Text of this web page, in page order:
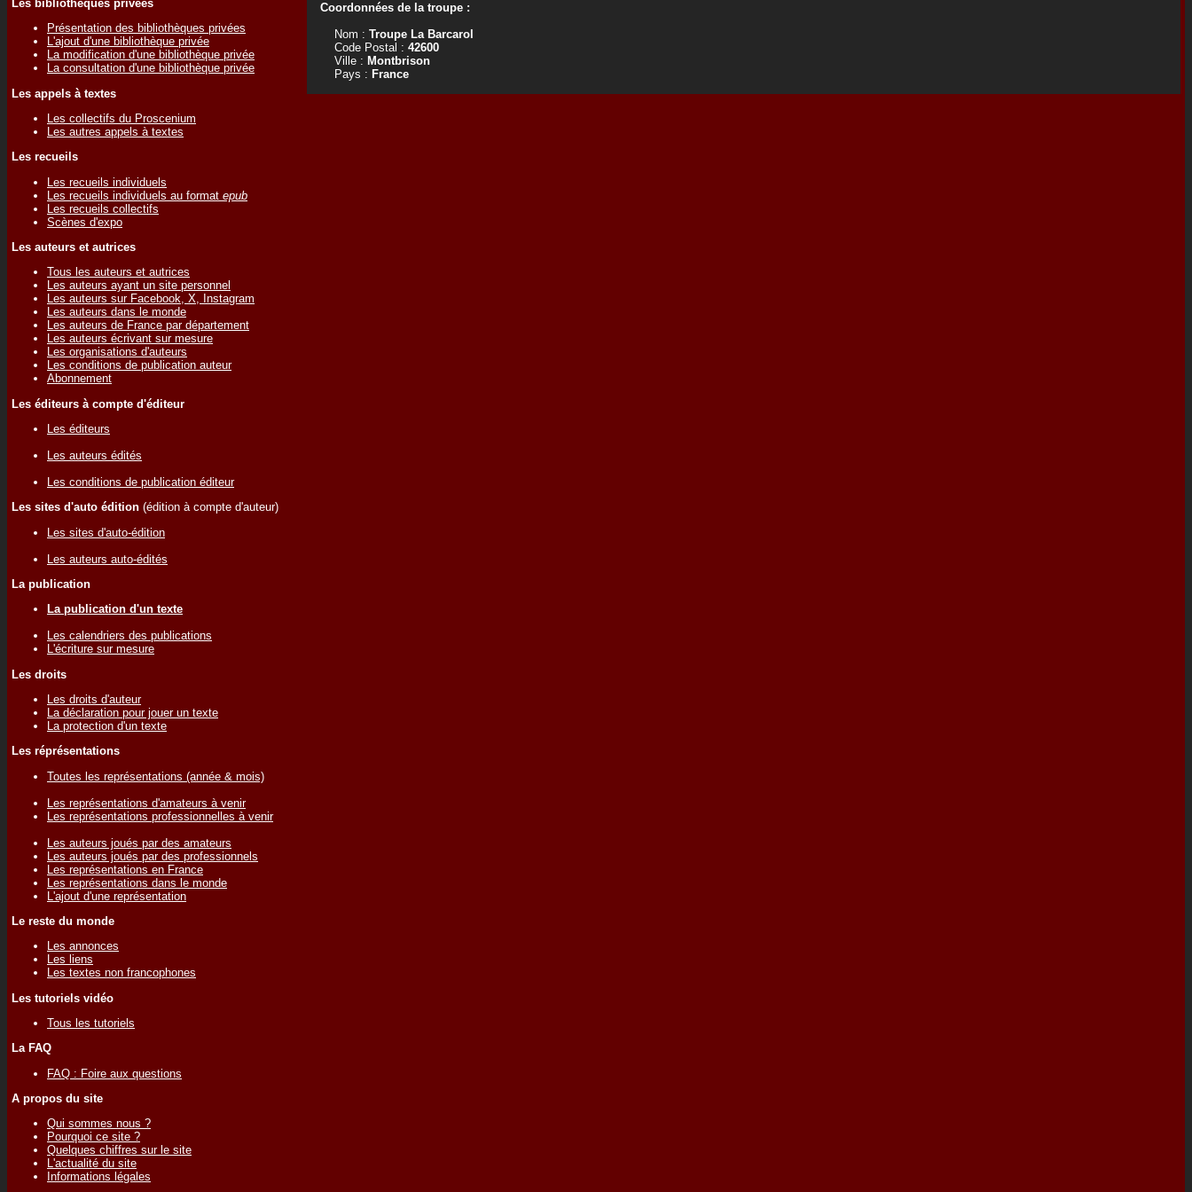
Les bibliothèques privées
Présentation des bibliothèques privées
L'ajout d'une bibliothèque privée
La modification d'une bibliothèque privée
La consultation d'une bibliothèque privée
Les appels à textes
Les collectifs du Proscenium
Les autres appels à textes
Les recueils
Les recueils individuels
Les recueils individuels au format epub
Les recueils collectifs
Scènes d'expo
Les auteurs et autrices
Tous les auteurs et autrices
Les auteurs ayant un site personnel
Les auteurs sur Facebook, X, Instagram
Les auteurs dans le monde
Les auteurs de France par département
Les auteurs écrivant sur mesure
Les organisations d'auteurs
Les conditions de publication auteur
Abonnement
Les éditeurs à compte d'éditeur
Les éditeurs
Les auteurs édités
Les conditions de publication éditeur
Les sites d'auto édition (édition à compte d'auteur)
Les sites d'auto-édition
Les auteurs auto-édités
La publication
La publication d'un texte
Les calendriers des publications
L'écriture sur mesure
Les droits
Les droits d'auteur
La déclaration pour jouer un texte
La protection d'un texte
Les réprésentations
Toutes les représentations (année & mois)
Les représentations d'amateurs à venir
Les représentations professionnelles à venir
Les auteurs joués par des amateurs
Les auteurs joués par des professionnels
Les représentations en France
Les représentations dans le monde
L'ajout d'une représentation
Le reste du monde
Les annonces
Les liens
Les textes non francophones
Les tutoriels vidéo
Tous les tutoriels
La FAQ
FAQ : Foire aux questions
A propos du site
Qui sommes nous ?
Pourquoi ce site ?
Quelques chiffres sur le site
L'actualité du site
Informations légales
Coordonnées de la troupe :
Nom : Troupe La Barcarol
Code Postal : 42600
Ville : Montbrison
Pays : France